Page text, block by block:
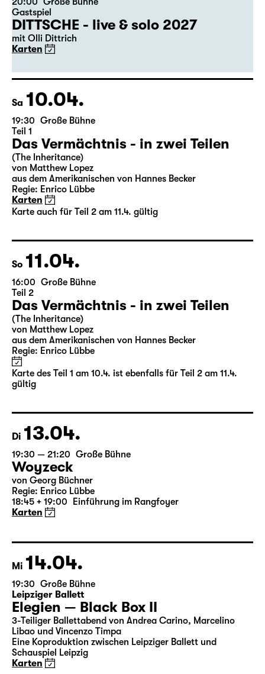
Fr 09.04.
20:00
Große Bühne
Gastspiel
DITTSCHE - live & solo 2027
mit Olli Dittrich
Karten
Sa 10.04.
19:30 Große Bühne
Teil 1
Das Vermächtnis - in zwei Teilen
(The Inheritance)
von Matthew Lopez
Karten
Karte auch für Teil 2 am 11.4. gültig
So 11.04.
16:00 Große Bühne
Teil 2
Das Vermächtnis - in zwei Teilen
(The Inheritance)
von Matthew Lopez
aus dem Amerikanischen von Hannes Becker
gültig
Di 13.04.
19:30 — 21:20 Große Bühne
Woyzeck
18:45 + 19:00 Einführung im Rangfoyer
Karten
Mi 14.04.
19:30 Große Bühne
Leipziger Ballett
Elegien — Black Box II
3-Teiliger Ballettabend von Andrea Carino, Marcelino